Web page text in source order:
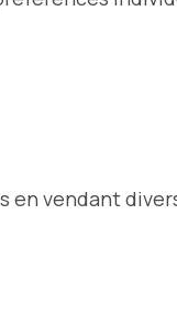
en vendant